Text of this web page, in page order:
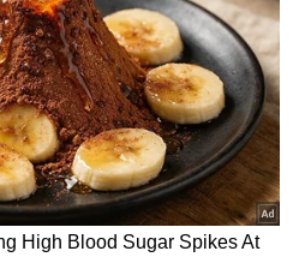
వెళ్తున్నారా?